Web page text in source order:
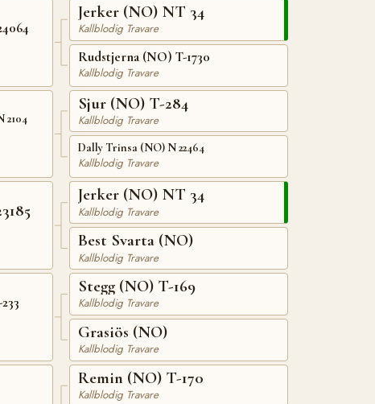
2104
Jerker (NO) NT 34
Kallblodig Travare
Rudstjerna (NO) T-1730
Kallblodig Travare
Sjur (NO) T-284
Kallblodig Travare
Dally Trinsa (NO) N 22464
Kallblodig Travare
Jerker (NO) NT 34
Kallblodig Travare
Best Svarta (NO)
Kallblodig Travare
Stegg (NO) T-169
Kallblodig Travare
Grasiös (NO)
Kallblodig Travare
Remin (NO) T-170
Kallblodig Travare